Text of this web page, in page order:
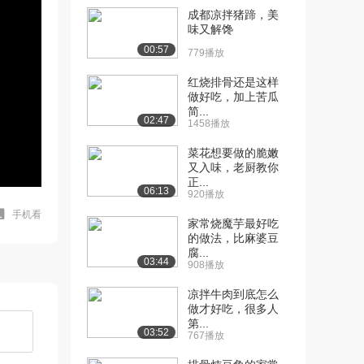
手机看
00:57
成都凉拌猪蹄，美
味又解馋
779播放
02:47
红烧排骨还是这样
做好吃，加上苦瓜
简...
1458播放
06:13
菜花想要做的脆嫩
又入味，老厨教你
正...
920播放
03:44
家常烧魔芋最好吃
的做法，比麻婆豆
腐...
908播放
03:52
凉拌牛肉到底怎么
做才好吃，很多人
第...
767播放